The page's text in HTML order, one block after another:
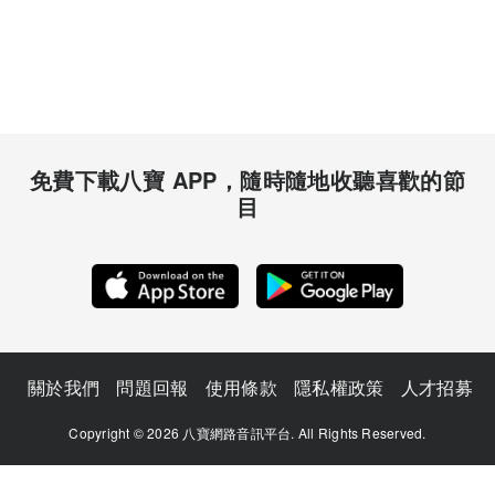
免費下載八寶 APP，隨時隨地收聽喜歡的節
目
關於我們 問題回報 使用條款 隱私權政策 人才招募
Copyright © 2026 八寶網路音訊平台. All Rights Reserved.